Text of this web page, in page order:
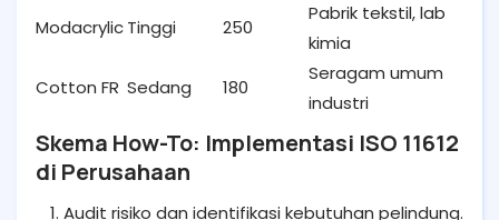
ModacrylicTinggi 250
Pabrik tekstil, lab
kimia
Cotton FR Sedang 180
Seragam umum
industri
Skema How-To: Implementasi ISO 11612
di Perusahaan
Audit risiko dan identifikasi kebutuhan pelindung.